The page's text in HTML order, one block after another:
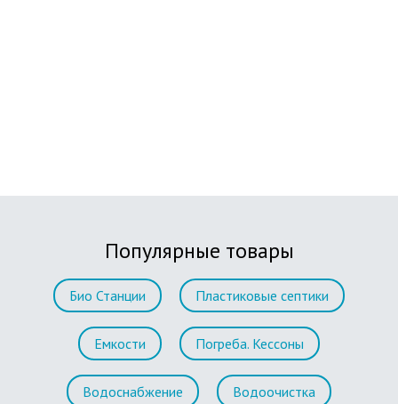
Популярные товары
Био Станции Пластиковые септики
Емкости Погреба. Кессоны
Водоснабжение Водоочистка